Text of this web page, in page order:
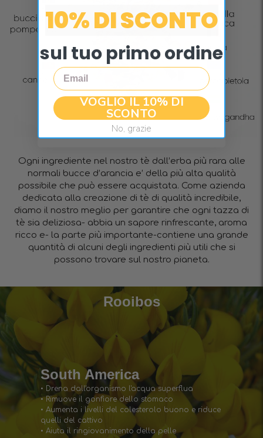
Ogni ingrediente nel nostro tè dall’erba più rara alle
normali bucce d’arancia e’ della più alta qualità
possibile che può essere acquistata. Come azienda
dedicata alla creazione di tè di qualità incredibile,
diamo il nostro meglio per garantire che ogni tazza di
tè sia deliziosa- abbia un sapore rinfrescante, aroma
ricco e- la parte più importante-contiene una grande
quantità di alcuni degli ingredienti più utili che si
possono trovare sul nostro pianeta.
Rooibos
South America
• Drena dall'organismo l'acqua superflua
• Rimuove il gonfiore dello stomaco
• Aumenta i livelli del colesterolo buono e riduce
quelli del cattivo
• Aiuta il ringiovanimento della pelle
10% DI SCONTO
sul tuo primo ordine
Email
VOGLIO IL 10% DI
SCONTO
No, grazie